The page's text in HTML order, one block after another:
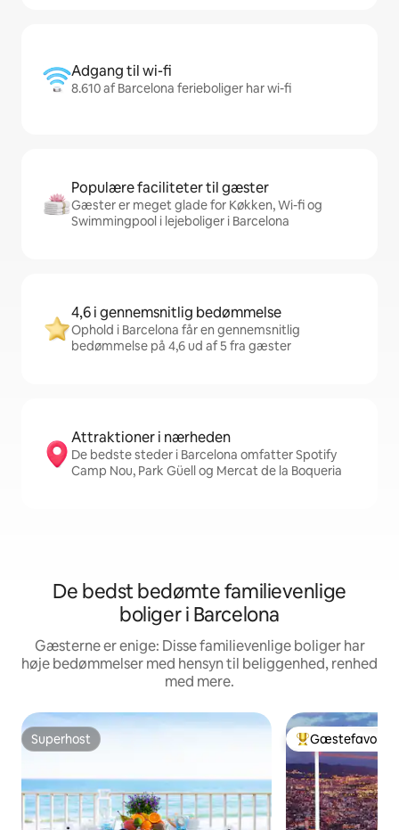
Adgang til wi-fi
8.610 af Barcelona ferieboliger har wi-fi
Populære faciliteter til gæster
Gæster er meget glade for Køkken, Wi-fi og
Swimmingpool i lejeboliger i Barcelona
4,6 i gennemsnitlig bedømmelse
Ophold i Barcelona får en gennemsnitlig
bedømmelse på 4,6 ud af 5 fra gæster
Attraktioner i nærheden
De bedste steder i Barcelona omfatter Spotify
Camp Nou, Park Güell og Mercat de la Boqueria
De bedst bedømte familievenlige
boliger i Barcelona
Gæsterne er enige: Disse familievenlige boliger har
høje bedømmelser med hensyn til beliggenhed, renhed
med mere.
Superhost
Superhost Bedste
Gæstefavorit